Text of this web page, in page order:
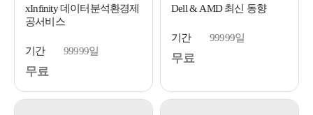
xInfinity 데이터분석환경제
공서비스
기간 99999일
무료
Dell & AMD 최신 동향
기간 99999일
무료